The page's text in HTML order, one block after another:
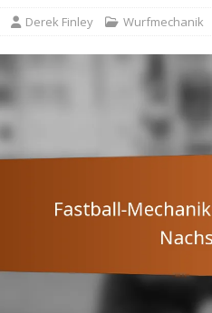
Derek Finley Wurfmechanik